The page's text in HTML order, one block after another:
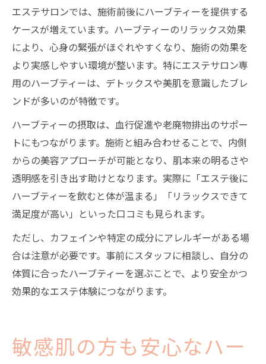
エステサロンでは、施術前後にハーブティーを提供する
ケースが増えています。ハーブティーのリラックス効果
により、心身の緊張がほぐれやすくなり、施術の効果を
より実感しやすい環境が整います。特にエステサロン専
用のハーブティーは、デトックスや美肌を意識したブレ
ンドが多いのが特徴です。
ハーブティーの摂取は、血行促進や老廃物排出のサポー
トにもつながります。施術と組み合わせることで、内側
からの美容アプローチが可能となり、肌本来の明るさや
透明感を引き出す助けとなります。実際に「エステ後に
ハーブティーを飲むと体が温まる」「リラックスできて
満足度が高い」といった口コミも見られます。
ただし、カフェインや特定の成分にアレルギーがある場
合は注意が必要です。事前にスタッフに相談し、自分の
体質に合ったハーブティーを選ぶことで、より安全かつ
効果的なエステ体験につながります。
敏感肌の方も安心なハー